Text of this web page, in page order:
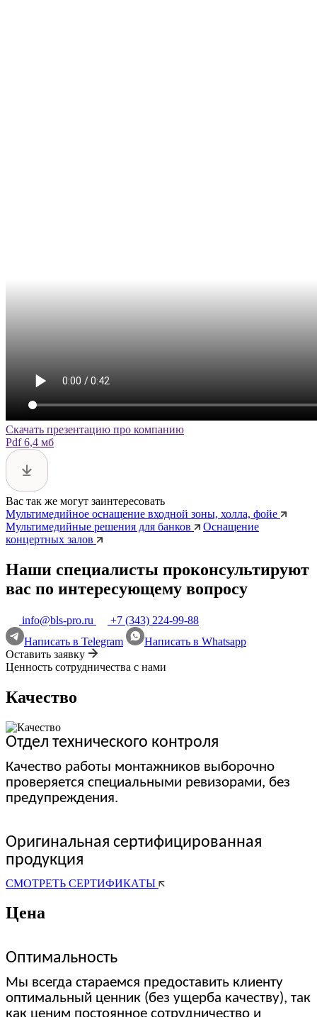
Скачать презентацию про компанию
Pdf 6,4 мб
Вас так же могут заинтересовать
Мультимедийное оснащение входной зоны, холла, фойе
Мультимедийные решения для банков
Оснащение
концертных залов
Наши специалисты проконсультируют
вас по интересующему вопросу
info@bls-pro.ru
+7 (343) 224-99-88
Написать в Telegram
Написать в Whatsapp
Оставить заявку
Ценность сотрудничества с нами
Качество
Отдел технического контроля
Качество работы монтажников выборочно
проверяется специальными ревизорами, без
предупреждения.
Оригинальная сертифицированная
продукция
СМОТРЕТЬ СЕРТИФИКАТЫ
Цена
Оптимальность
Мы всегда стараемся предоставить клиенту
оптимальный ценник (без ущерба качеству), так
как ценим постоянное сотрудничество и